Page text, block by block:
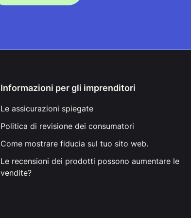
Informazioni per gli imprenditori
Le assicurazioni spiegate
Politica di revisione dei consumatori
Come mostrare fiducia sul tuo sito web.
Le recensioni dei prodotti possono aumentare le
vendite?